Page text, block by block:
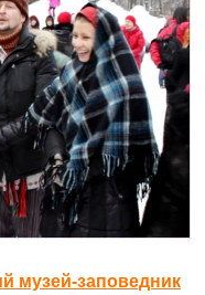
музей-заповедник